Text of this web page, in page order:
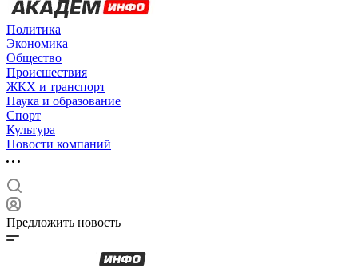
Политика
Экономика
Общество
Происшествия
ЖКХ и транспорт
Наука и образование
Спорт
Культура
Новости компаний
Предложить новость